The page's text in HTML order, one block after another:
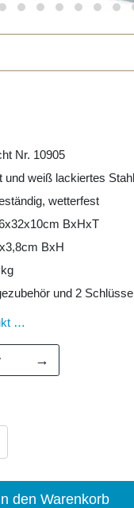
Nr. 10905
und weiß lackiertes
wetterfest
BxHxT
BxH
und 2
…
→
den Warenkorb